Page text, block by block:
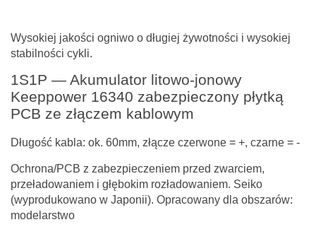
Wysokiej jakości ogniwo o długiej żywotności i wysokiej
stabilności cykli.
1S1P — Akumulator litowo-jonowy
Keeppower 16340 zabezpieczony płytką
PCB ze złączem kablowym
Długość kabla: ok. 60mm, złącze czerwone = +, czarne = -
Ochrona/PCB z zabezpieczeniem przed zwarciem,
przeładowaniem i głębokim rozładowaniem. Seiko
(wyprodukowano w Japonii). Opracowany dla obszarów:
modelarstwo